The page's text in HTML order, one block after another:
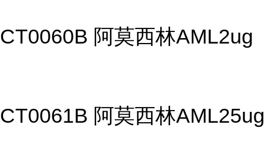
CT0060B 阿莫西林AML2ug
CT0061B 阿莫西林AML25ug